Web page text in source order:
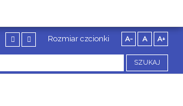
Rozmiar czcionki A- A A+
SZUKAJ